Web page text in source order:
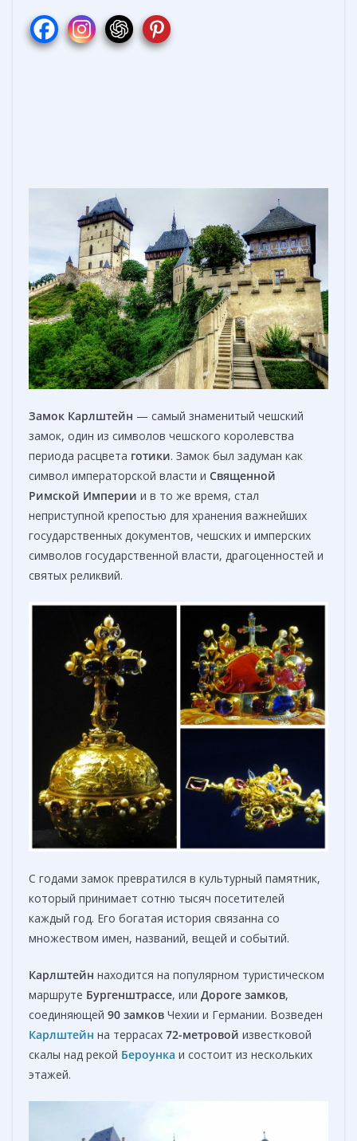
Замок Карлштейн — самый знаменитый чешский
замок, один из символов чешского королевства
периода расцвета готики. Замок был задуман как
символ императорской власти и Священной
Римской Империи и в то же время, стал
неприступной крепостью для хранения важнейших
государственных документов, чешских и имперских
символов государственной власти, драгоценностей и
святых реликвий.
С годами замок превратился в культурный памятник,
который принимает сотню тысяч посетителей
каждый год. Его богатая история связанна со
множеством имен, названий, вещей и событий.
Карлштейн находится на популярном туристическом
маршруте Бургенштрассе, или Дороге замков,
соединяющей 90 замков Чехии и Германии. Возведен
Карлштейн на террасах 72-метровой известковой
скалы над рекой Бероунка и состоит из нескольких
этажей.